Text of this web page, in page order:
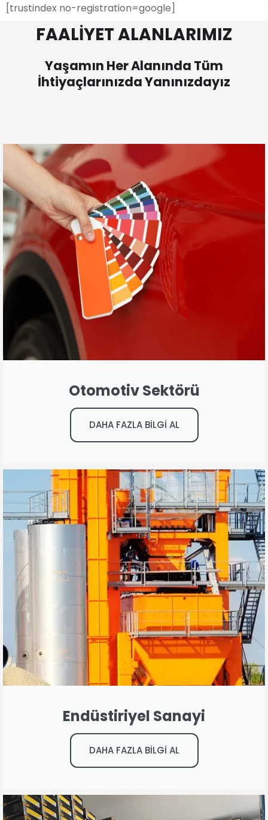
[trustindex no-registration=google]
FAALİYET ALANLARIMIZ
Yaşamın Her Alanında Tüm
İhtiyaçlarınızda Yanınızdayız
Otomotiv Sektörü
DAHA FAZLA BİLGİ AL
Endüstiriyel Sanayi
DAHA FAZLA BİLGİ AL